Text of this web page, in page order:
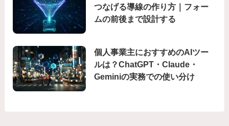
つなげる導線の作り方｜フォー
ムの前後まで設計する
個人事業主におすすめのAIツー
ルは？ChatGPT・Claude・
Geminiの実務での使い分け